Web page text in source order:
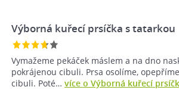
Výborná kuřecí prsíčka s tatarkou
Vymažeme pekáček máslem a na dno
pokrájenou cibuli. Prsa osolíme,
cibuli. Poté… více o Výborná kuřecí